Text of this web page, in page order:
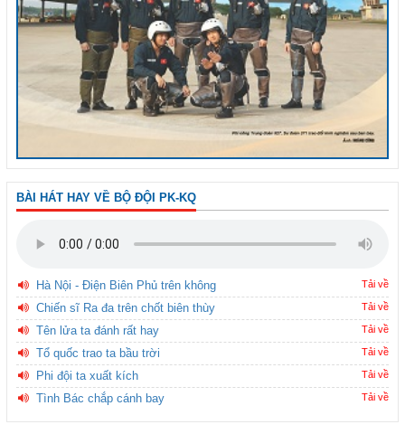
BÀI HÁT HAY VỀ BỘ ĐỘI PK-KQ
Hà Nội - Điện Biên Phủ trên không Tải về
Chiến sĩ Ra đa trên chốt biên thùy Tải về
Tên lửa ta đánh rất hay Tải về
Tổ quốc trao ta bầu trời Tải về
Phi đội ta xuất kích Tải về
Tình Bác chắp cánh bay Tải về